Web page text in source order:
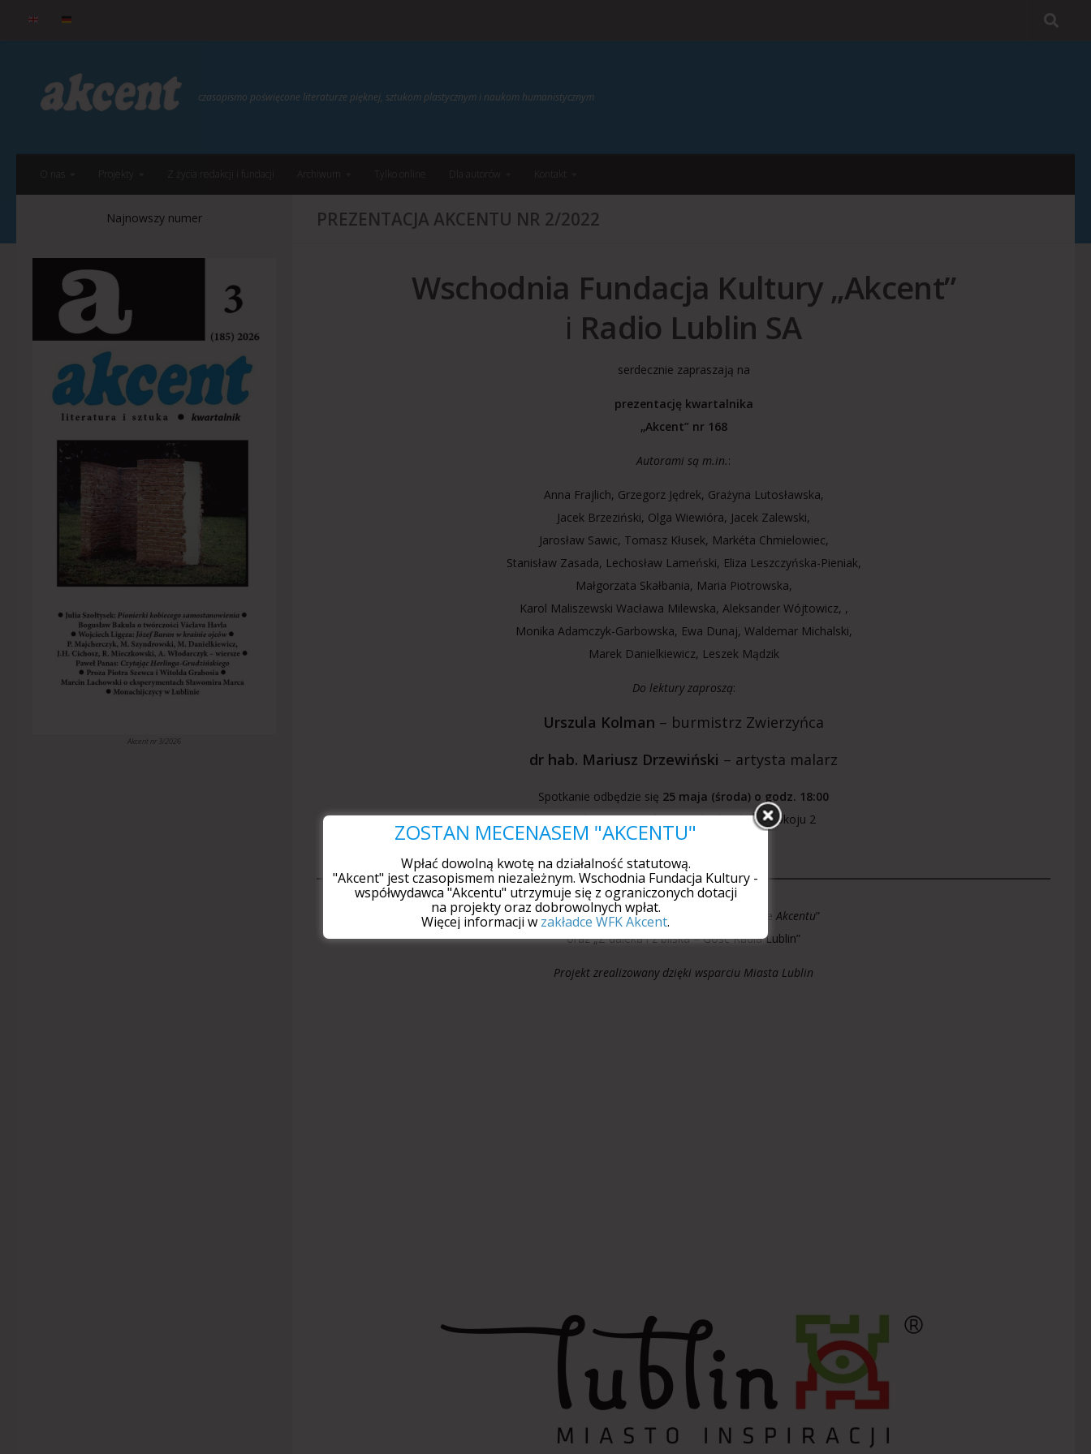
Przejdź do treści
czasopismo poświęcone literaturze pięknej, sztukom plastycznym i naukom humanistycznym
Projekty Z życia redakcji i fundacji Archiwum Tylko online Dla autorów Kontakt
PREZENTACJA AKCENTU NR 2/2022
Wschodnia Fundacja Kultury „Akcent”
i Radio Lublin SA
serdecznie zapraszają na
prezentację kwartalnika
„Akcent” nr 168
Autorami są m.in.:
Anna Frajlich, Grzegorz Jędrek, Grażyna Lutosławska,
Jacek Brzeziński, Olga Wiewióra, Jacek Zalewski,
Jarosław Sawic, Tomasz Kłusek, Markéta Chmielowiec,
Stanisław Zasada, Lechosław Lameński, Eliza Leszczyńska-Pieniak,
Małgorzata Skałbania, Maria Piotrowska,
Karol Maliszewski Wacława Milewska, Aleksander Wójtowicz, ,
Monika Adamczyk-Garbowska, Ewa Dunaj, Waldemar Michalski,
Marek Danielkiewicz, Leszek Mądzik
Do lektury zaproszą:
Urszula Kolman – burmistrz Zwierzyńca
dr hab. Mariusz Drzewiński – artysta malarz
Spotkanie odbędzie się 25 maja (środa) o godz. 18:00
w Studiu im. Z. Stepka przy ul. Obrońców Pokoju 2
wstęp wolny
Wydarzenie cykliczne: „Wernisaże literackieAkcentu”
oraz „Z daleka i z bliska – Gość Radia Lublin”
Projekt zrealizowany dzięki wsparciu Miasta Lublin
Najnowszy numer
Akcent nr 3/2026
ZOSTAŃ MECENASEM "AKCENTU"
Wpłać dowolną kwotę na działalność statutową.
"Akcent" jest czasopismem niezależnym. Wschodnia Fundacja Kultury -
współwydawca "Akcentu" utrzymuje się z ograniczonych dotacji
na projekty oraz dobrowolnych wpłat.
Więcej informacji w zakładce WFK Akcent.